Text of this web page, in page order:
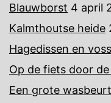
Blauwborst 4 april
Kalmthoutse heide
Hagedissen en
Op de fiets door
Een grote wasbeurt